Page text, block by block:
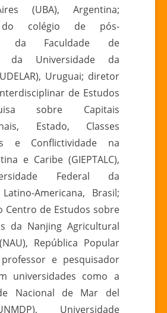
(UBA), Argentina;
do colégio de pós-
da Faculdade de
da Universidade da
Uruguai; diretor
de Estudos
sobre Capitais
Estado, Classes
e Conflictividade na
e Caribe (GIEPTALC),
Federal da
Americana, Brasil;
Centro de Estudos sobre
da Nanjing Agricultural
República Popular
e pesquisador
universidades como a
Nacional de Mar del
Universidade